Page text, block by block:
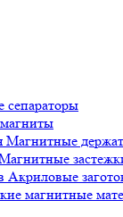
Магнитные
Акриловые
магнитные